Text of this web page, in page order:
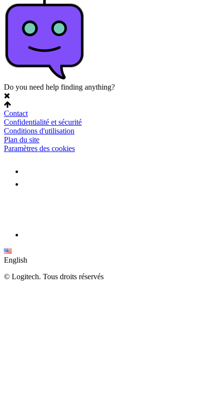
Do you need help finding anything?
Contact
Confidentialité et sécurité
Conditions d'utilisation
Plan du site
Paramètres des cookies
English
© Logitech. Tous droits réservés